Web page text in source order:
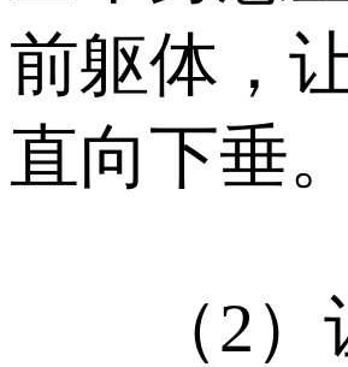
前躯体，
直向下垂。
（2）